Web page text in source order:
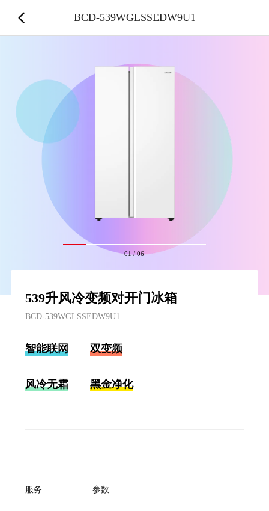
01/06
539升风冷变频对开门冰箱
BCD-539WGLSSEDW9U1
智能联网 双变频
风冷无霜 黑金净化
服务 参数
BCD-539WGLSSEDW9U1